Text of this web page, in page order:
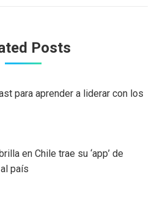
Posts
para aprender a liderar con los
en Chile trae su ‘app’ de
país